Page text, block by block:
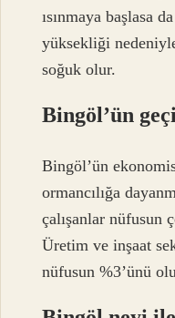
ısınmaya başlasa
yüksekliği
soğuk olur.
Bingöl’ün
Bingöl’ün
ormancılığa
çalışanlar nüfusun
Üretim ve inşaat
nüfusun %3’ünü